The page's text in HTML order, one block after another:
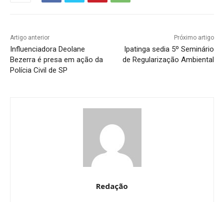
Artigo anterior
Influenciadora Deolane
Bezerra é presa em ação da
Polícia Civil de SP
Próximo artigo
Ipatinga sedia 5º Seminário
de Regularização Ambiental
Redação